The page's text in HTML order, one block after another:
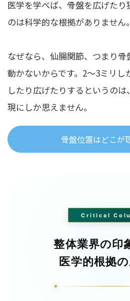
医学を学べば、骨盤を広げたり
のは科学的な根拠がありません。
なぜなら、仙腸関節、つまり
動かないからです。2〜3ミリし
したり広げたりするというの
現にしか思えません。
骨盤位置はどこが
Critical
整体業界の印
医学的根拠